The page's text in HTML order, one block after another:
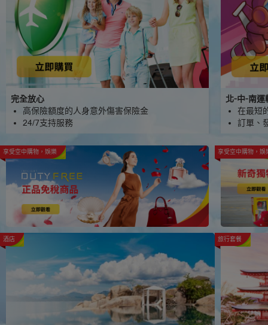
完全放心
高保險額度的人身意外傷害保險金
24/7支持服務
北-中-南運
在最短
訂單、
享受空中購物，娛樂 享受空中購物，娛
酒店 旅行套餐